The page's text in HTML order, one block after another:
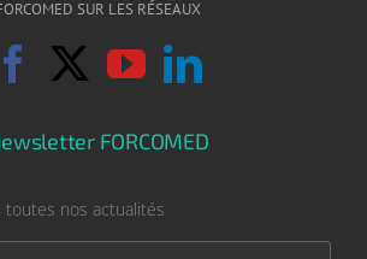
SUR LES RÉSEAUX
FORCOMED
toutes nos actualités